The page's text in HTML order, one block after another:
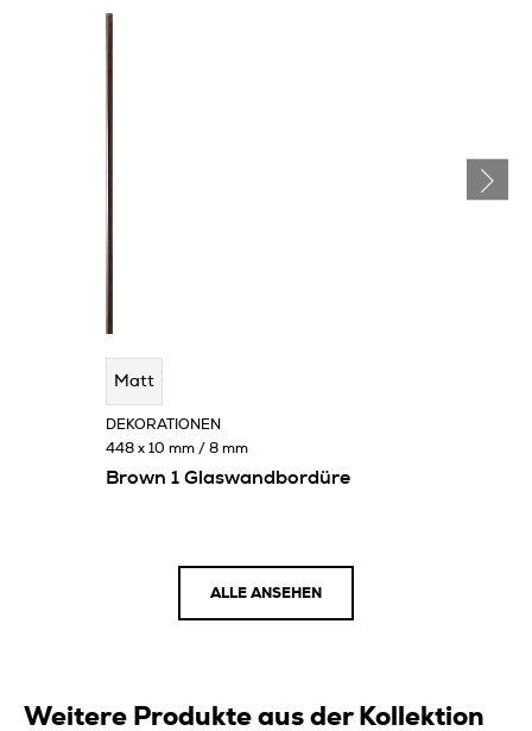
Matt
Brown 1 Glaswandbordüre
DEKORATIONEN
448 x 10 mm / 8 mm
ALLE ANSEHEN
Weitere Produkte aus der Kollektion